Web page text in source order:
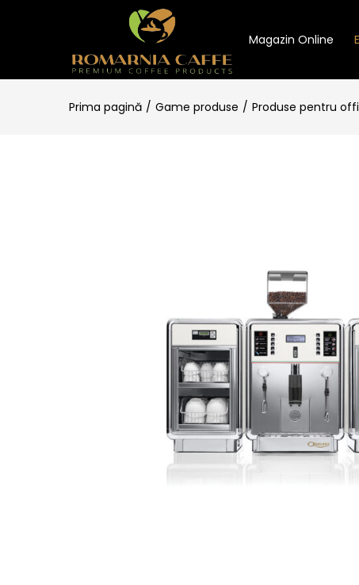
Magazin Online
Prima pagină Game produse Produse pentru